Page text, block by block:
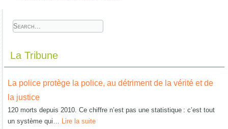
La Tribune
La police protège la police, au détriment de la vérité et de
la justice
120 morts depuis 2010. Ce chiffre n’est pas une statistique : c’est tout
un système qui… Lire la suite